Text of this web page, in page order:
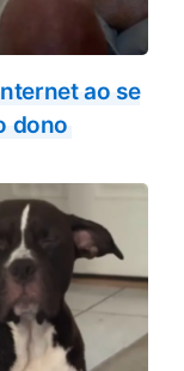
ao se
dono